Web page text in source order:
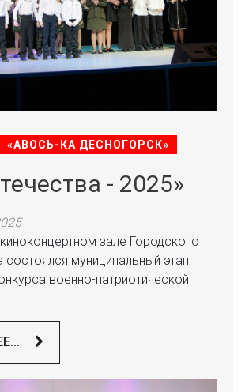
«АВОСЬ-КА ДЕСНОГОРСК»
- 2025»
зале Городского
состоялся муниципальный этап
военно-патриотической